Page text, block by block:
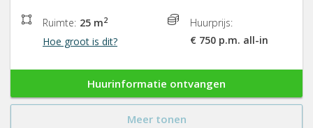
Ruimte: 25 m2
Hoe groot is dit?
Huurprijs:
€ 750 p.m. all-in
Huurinformatie ontvangen
Meer tonen